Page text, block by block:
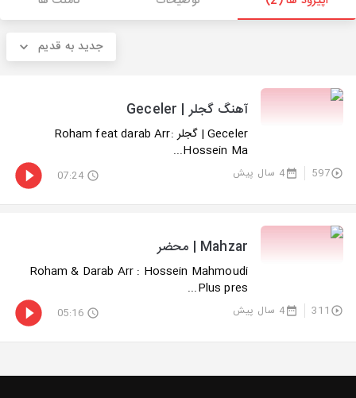
جدید به قدیم
آهنگ گجلر | Geceler
Geceler | گجلر Roham feat darab Arr:
Hossein Ma...
597 4 سال پیش 07:24
Mahzar | محضر
Roham & Darab Arr : Hossein Mahmoudi
Plus pres...
311 4 سال پیش 05:16